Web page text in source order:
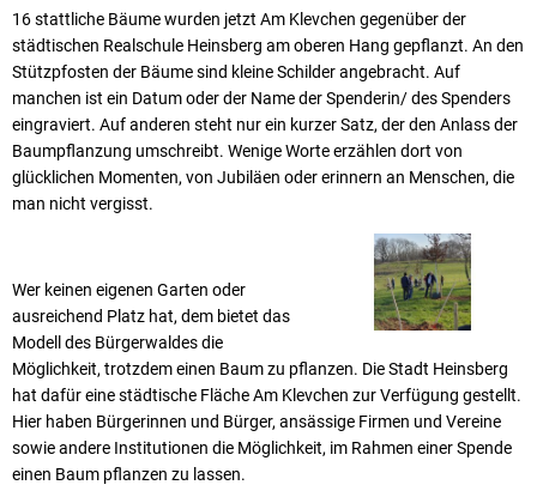
16 stattliche Bäume wurden jetzt Am Klevchen gegenüber der
städtischen Realschule Heinsberg am oberen Hang gepflanzt. An den
Stützpfosten der Bäume sind kleine Schilder angebracht. Auf
manchen ist ein Datum oder der Name der Spenderin/ des Spenders
eingraviert. Auf anderen steht nur ein kurzer Satz, der den Anlass der
Baumpflanzung umschreibt. Wenige Worte erzählen dort von
glücklichen Momenten, von Jubiläen oder erinnern an Menschen, die
man nicht vergisst.
Wer keinen eigenen Garten oder
ausreichend Platz hat, dem bietet das
Modell des Bürgerwaldes die
Möglichkeit, trotzdem einen Baum zu pflanzen. Die Stadt Heinsberg
hat dafür eine städtische Fläche Am Klevchen zur Verfügung gestellt.
Hier haben Bürgerinnen und Bürger, ansässige Firmen und Vereine
sowie andere Institutionen die Möglichkeit, im Rahmen einer Spende
einen Baum pflanzen zu lassen.